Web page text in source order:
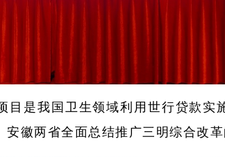
目是我国卫生领域利用世行贷款实
徽两省全面总结推广三明综合改革